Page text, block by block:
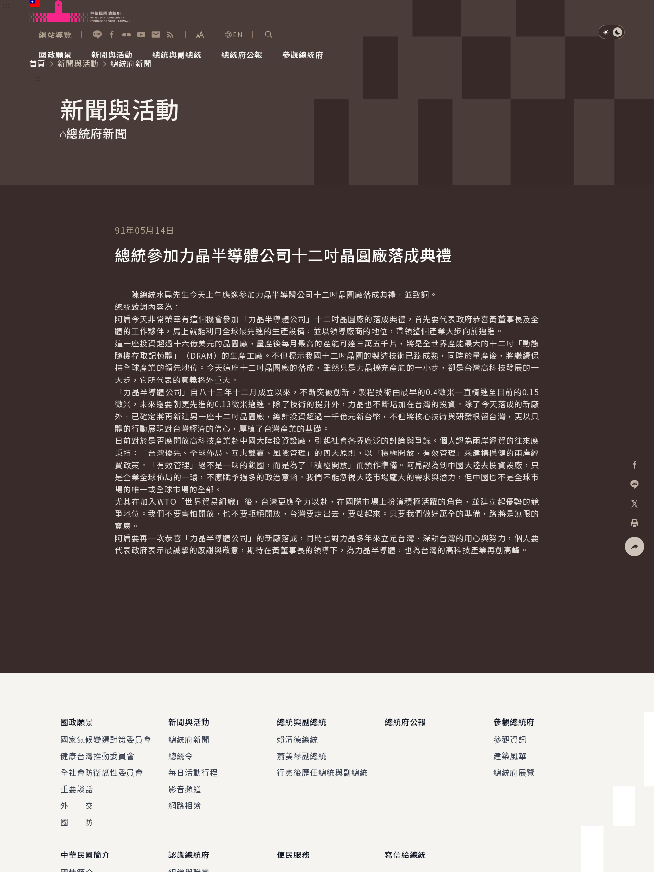
跳到主要內容
網站導覽
展開字級選單
EN
國政願景
國家氣候變遷對策委員會
重要談話
新聞與活動
總統府新聞
影音頻道
總統與副總統
賴清德總統
總統府公報 參觀總統府
參觀資訊
淺色模式
深色模式
首頁
新聞與活動
總統府新聞
新聞與活動
總統府新聞
加入好
列印
91年05月14日
總統參加力晶半導體公司十二吋晶圓廠落成典禮
陳總統水扁先生今天上午應邀參加力晶半導體公司十二吋晶圓廠落成典禮，並致詞。
總統致詞內容為：
阿扁今天非常榮幸有這個機會參加「力晶半導體公司」十二吋晶圓廠的落成典禮，首先要代表政府恭喜黃董事長及全
體的工作夥伴，馬上就能利用全球最先進的生產設備，並以領導廠商的地位，帶領整個產業大步向前邁進。
這一座投資超過十六億美元的晶圓廠，量產後每月最高的產能可達三萬五千片，將是全世界產能最大的十二吋「動態
隨機存取記憶體」（DRAM）的生產工廠。不但標示我國十二吋晶圓的製造技術已臻成熟，同時於量產後，將繼續保
持全球產業的領先地位。今天這座十二吋晶圓廠的落成，雖然只是力晶擴充產能的一小步，卻是台灣高科技發展的一
大步，它所代表的意義格外重大。
「力晶半導體公司」自八十三年十二月成立以來，不斷突破創新，製程技術由最早的0.4微米一直精進至目前的0.15
微米，未來還要朝更先進的0.13微米邁進。除了技術的提升外，力晶也不斷增加在台灣的投資。除了今天落成的新廠
外，已確定將再新建另一座十二吋晶圓廠，總計投資超過一千億元新台幣，不但將核心技術與研發根留台灣，更以具
體的行動展現對台灣經濟的信心，厚植了台灣產業的基礎。
日前對於是否應開放高科技產業赴中國大陸投資設廠，引起社會各界廣泛的討論與爭議。個人認為兩岸經貿的往來應
秉持：「台灣優先、全球佈局、互惠雙贏、風險管理」的四大原則，以「積極開放、有效管理」來建構穩健的兩岸經
貿政策。「有效管理」絕不是一味的鎖國，而是為了「積極開放」而預作準備。阿扁認為到中國大陸去投資設廠，只
是企業全球佈局的一環，不應賦予過多的政治意涵。我們不能忽視大陸市場龐大的需求與潛力，但中國也不是全球市
場的唯一或全球市場的全部。
尤其在加入WTO「世界貿易組織」後，台灣更應全力以赴，在國際市場上扮演積極活躍的角色，並建立起優勢的競
爭地位。我們不要害怕開放，也不要拒絕開放，台灣要走出去，要站起來。只要我們做好萬全的準備，路將是無限的
寬廣。
阿扁要再一次恭喜「力晶半導體公司」的新廠落成，同時也對力晶多年來立足台灣、深耕台灣的用心與努力，個人要
代表政府表示最誠摯的感謝與敬意，期待在黃董事長的領導下，為力晶半導體，也為台灣的高科技產業再創高峰。
國政願景
國家氣候變遷對策委員會
健康台灣推動委員會
全社會防衛韌性委員會
重要談話
外 交
國 防
新聞與活動
總統府新聞
總統令
每日活動行程
影音頻道
網路相簿
總統與副總統
賴清德總統
蕭美琴副總統
行憲後歷任總統與副總統
總統府公報
參觀總統府
參觀資訊
建築風華
總統府展覽
中華民國簡介
認識總統府
便民服務 寫信給總統